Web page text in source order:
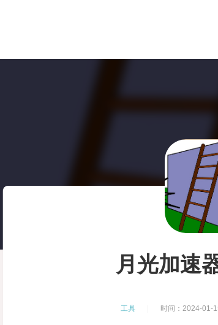
月光加速
工具 时间：2024-01-